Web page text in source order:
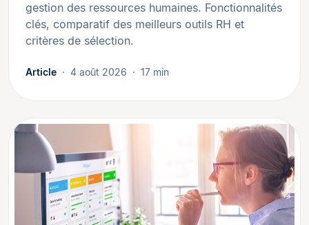
gestion des ressources humaines. Fonctionnalités
clés, comparatif des meilleurs outils RH et
critères de sélection.
Article 4 août 2026 17 min